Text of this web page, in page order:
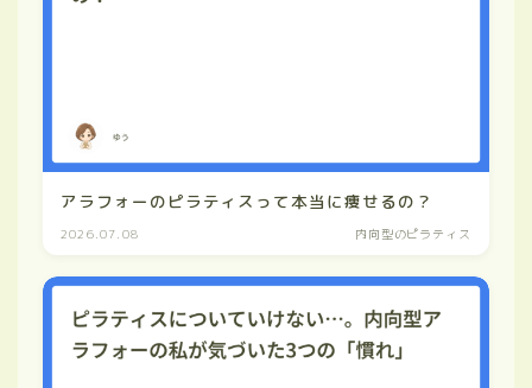
アラフォーのピラティスって本当に痩せるの？
2026.07.08 内向型のピラティス